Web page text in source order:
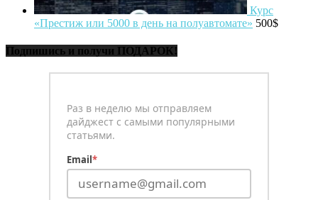
Курс
«Престиж или 5000 в день на полуавтомате» 500$
Подпишись и получи ПОДАРОК!
Раз в неделю мы отправляем
дайджест с самыми популярными
статьями.
Email*